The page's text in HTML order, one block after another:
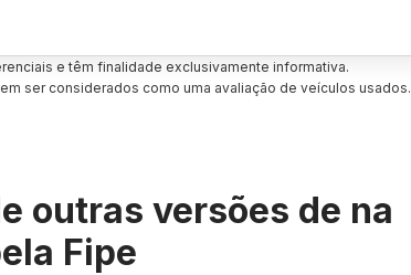
e têm finalidade exclusivamente informativa.
ser considerados como uma avaliação de veículos usados.
outras versões de na
Fipe